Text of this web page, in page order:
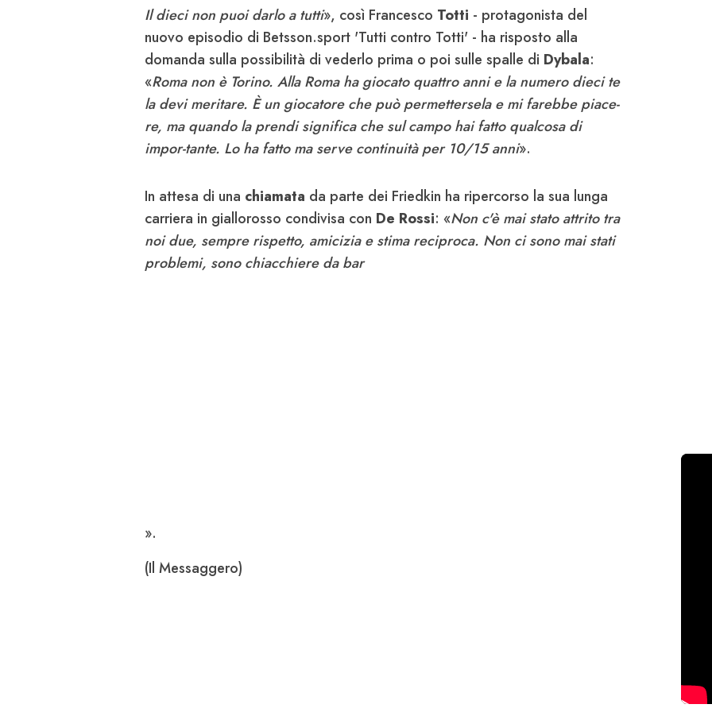
Il dieci non puoi darlo a tutti», così Francesco Totti - protagonista del
nuovo episodio di Betsson.sport 'Tutti contro Totti' - ha risposto alla
domanda sulla possibilità di vederlo prima o poi sulle spalle di Dybala:
«Roma non è Torino. Alla Roma ha giocato quattro anni e la numero dieci te
la devi meritare. È un giocatore che può permettersela e mi farebbe piace-
re, ma quando la prendi significa che sul campo hai fatto qualcosa di
impor-tante. Lo ha fatto ma serve continuità per 10/15 anni».
In attesa di una chiamata da parte dei Friedkin ha ripercorso la sua lunga
carriera in giallorosso condivisa con De Rossi: «Non c'è mai stato attrito tra
noi due, sempre rispetto, amicizia e stima reciproca. Non ci sono mai stati
problemi, sono chiacchiere da bar
».
(Il Messaggero)